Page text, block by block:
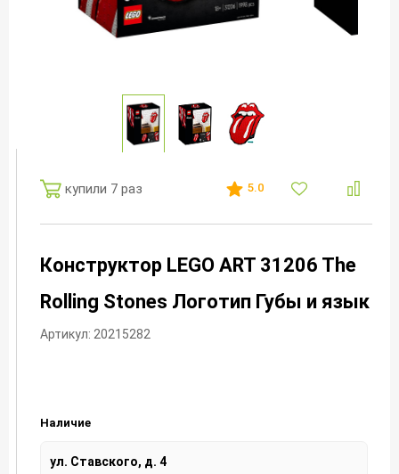
купили 7 раз 5.0
Конструктор LEGO ART 31206 The
Rolling Stones Логотип Губы и язык
Артикул: 20215282
Наличие
ул. Ставского, д. 4